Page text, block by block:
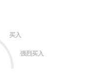
买入
强烈买入